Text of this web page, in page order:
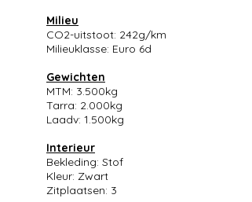
Milieu
CO2-uitstoot: 242g/km
Milieuklasse: Euro 6d
Gewichten
MTM: 3.500kg
Tarra: 2.000kg
Laadv: 1.500kg
Interieur
Bekleding: Stof
Kleur: Zwart
Zitplaatsen: 3